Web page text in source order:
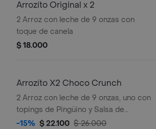
Arrozíto Original x 2
2 Arroz con leche de 9 onzas con
toque de canela
$ 18.000
Arrozíto X2 Choco Crunch
2 Arroz con leche de 9 onzas, uno con
topings de Pingüino y Salsa de
Chocolate, el segundo con topings de
-15% $ 22.100 $ 26.000